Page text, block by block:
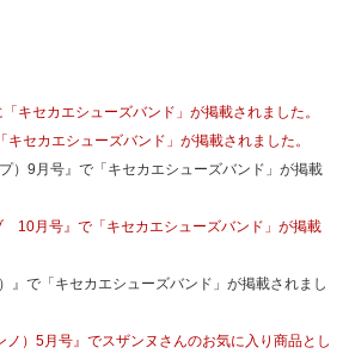
キセカエシューズバンド」が掲載されました。
キセカエシューズバンド」が掲載されました。
）9月号』で「キセカエシューズバンド」が掲載
10月号』で「キセカエシューズバンド」が掲載
』で「キセカエシューズバンド」が掲載されまし
ノ）5月号』でスザンヌさんのお気に入り商品とし